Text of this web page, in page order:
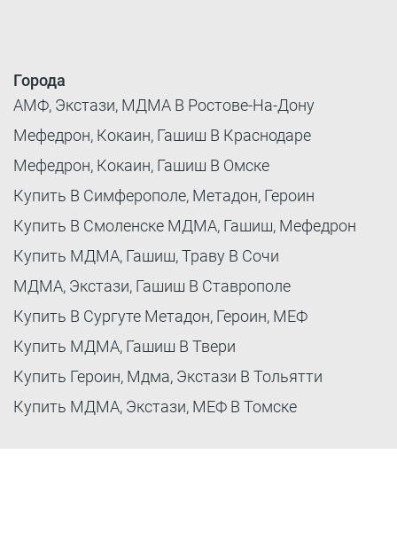
Города
АМФ, Экстази, МДМА В Ростове-На-Дону
Мефедрон, Кокаин, Гашиш В Краснодаре
Мефедрон, Кокаин, Гашиш В Омске
Купить В Симферополе, Метадон, Героин
Купить В Смоленске МДМА, Гашиш, Мефедрон
Купить МДМА, Гашиш, Траву В Сочи
МДМА, Экстази, Гашиш В Ставрополе
Купить В Сургуте Метадон, Героин, МЕФ
Купить МДМА, Гашиш В Твери
Купить Героин, Мдма, Экстази В Тольятти
Купить МДМА, Экстази, МЕФ В Томске